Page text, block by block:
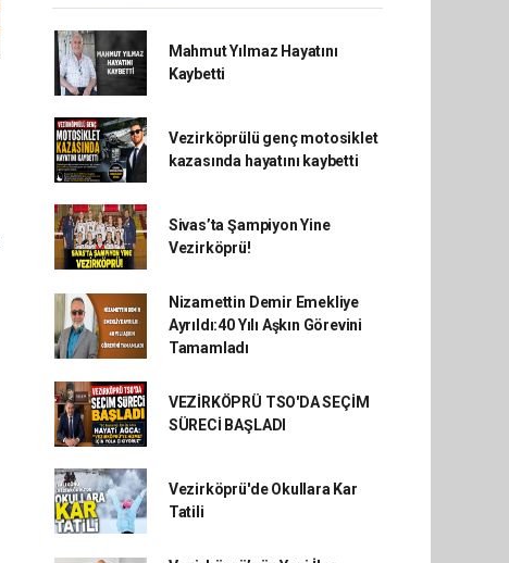
Mahmut Yılmaz Hayatını
Kaybetti
Vezirköprülü genç motosiklet
kazasında hayatını kaybetti
Sivas’ta Şampiyon Yine
Vezirköprü!
Nizamettin Demir Emekliye
Ayrıldı:40 Yılı Aşkın Görevini
Tamamladı
VEZİRKÖPRÜ TSO'DA SEÇİM
SÜRECİ BAŞLADI
Vezirköprü'de Okullara Kar
Tatili